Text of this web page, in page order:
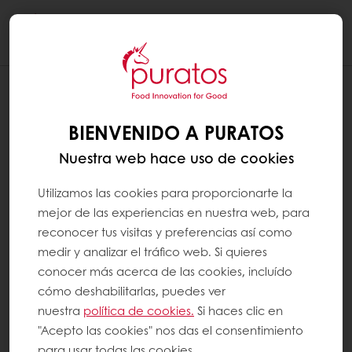
¿QUÉ SON LOS CARBOHIDRATOS?
Los carbohidratos son uno de los tres
macronutrientes de nuestra dieta (la grasa y
las proteínas son los demás). Representan la
fuente de energía más importante para el
cuerpo. Los carbohidratos son vitales para
una dieta variada y equilibrada.
Entre los carbohidratos digeribles,
distinguimos entre:
Los azúcares, que también se
BIENVENIDO A PURATOS
Nuestra web hace uso de cookies
Utilizamos las cookies para proporcionarte la
mejor de las experiencias en nuestra web, para
reconocer tus visitas y preferencias así como
medir y analizar el tráfico web. Si quieres
conocer más acerca de las cookies, incluído
cómo deshabilitarlas, puedes ver
nuestra política de cookies. Si haces clic en
"Acepto las cookies" nos das el consentimiento